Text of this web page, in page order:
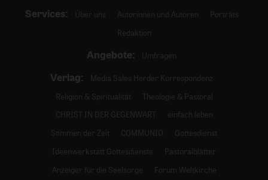
Services: Über uns Autorinnen und Autoren
Porträts
Redaktion
Angebote: Umfragen
Verlag:
Media Sales Herder Korrespondenz
Religion & Spiritualität
Theologie & Pastoral
CHRIST IN DER GEGENWART
einfach leben
Stimmen der Zeit
COMMUNIO
Gottesdienst
Ideenwerkstatt Gottesdienste
Pastoralblätter
Anzeiger für die Seelsorge
Forum Weltkirche